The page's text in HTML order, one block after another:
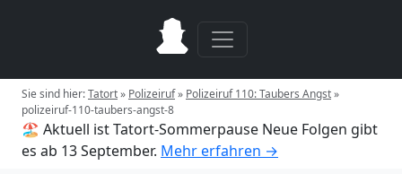
Sie sind hier:Tatort» Polizeiruf» Polizeiruf 110: Taubers Angst»
polizeiruf-110-taubers-angst-8
🏖️ Aktuell ist Tatort-Sommerpause Neue Folgen gibt
es ab 13 September. Mehr erfahren →